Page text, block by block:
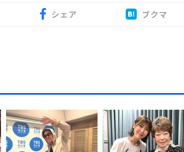
シェア ブクマ